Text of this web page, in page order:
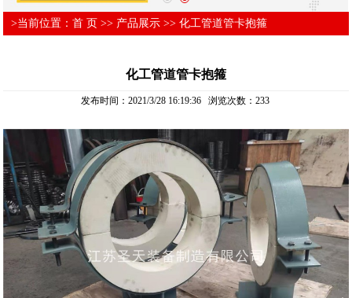
>当前位置：首 页 >> 产品展示 >>化工管道管卡抱箍
化工管道管卡抱箍
发布时间：2021/3/28 16:19:36 浏览次数： 233